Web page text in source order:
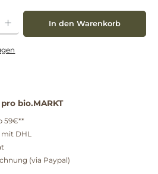
Wert ein oder benutze die Schaltflächen um
In den Warenkorb
bio.MARKT
59€**
mit DHL
(via Paypal)